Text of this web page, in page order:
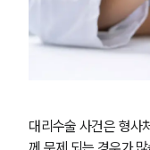
대리수술 사건은 형사